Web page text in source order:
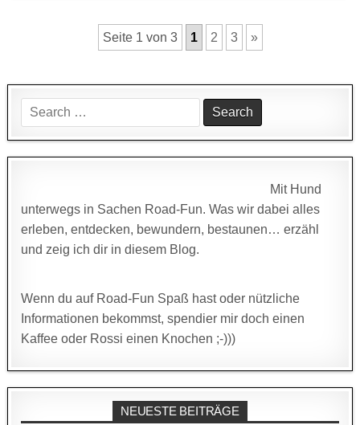
Seite 1 von 3 1 2 3 »
Search
for:
Mit Hund
unterwegs in Sachen Road-Fun. Was wir dabei alles
erleben, entdecken, bewundern, bestaunen… erzähl
und zeig ich dir in diesem Blog.
Wenn du auf Road-Fun Spaß hast oder nützliche
Informationen bekommst, spendier mir doch einen
Kaffee oder Rossi einen Knochen ;-)))
NEUESTE BEITRÄGE